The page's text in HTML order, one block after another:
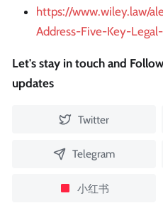
https://www.wiley.law/
Address-Five-Key-
Let's stay in touch and
updates
Twitter
Telegram
小红书